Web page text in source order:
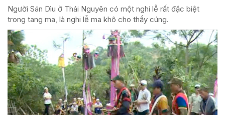
Người Sán Dìu ở Thái Nguyên có một nghi lễ rất đặc biệt
trong tang ma, là nghi lễ ma khô cho thầy cúng.